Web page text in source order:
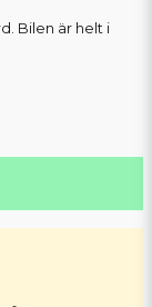
Bilen är helt i